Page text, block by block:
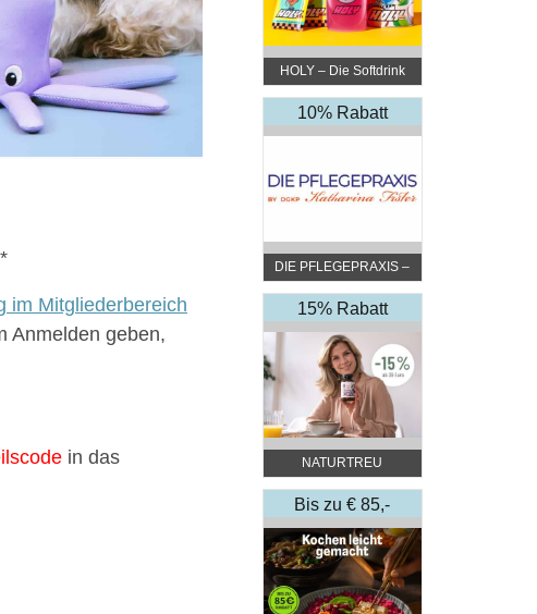
im Mitgliederbereich
Anmelden geben,
in das
HOLY – Die Softdrink
Revolution
10% Rabatt
DIE PFLEGEPRAXIS –
by DGKP Katharina
Fister
15% Rabatt
NATURTREU
Bis zu € 85,-
Rabatt